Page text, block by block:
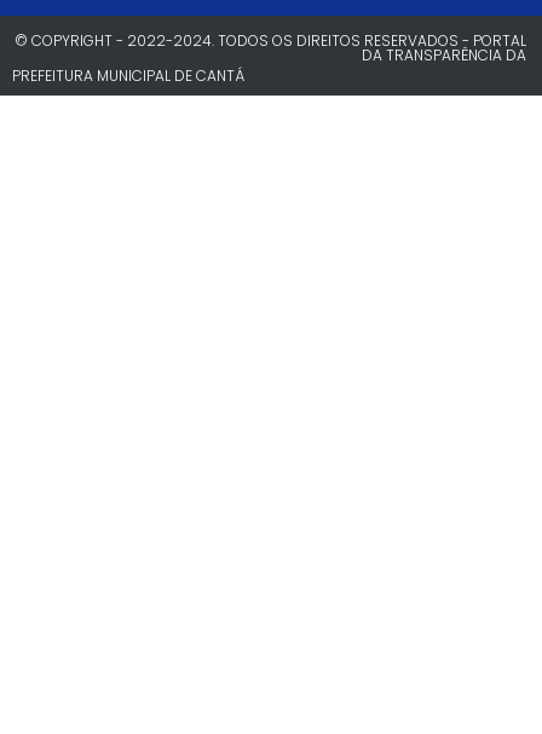
© COPYRIGHT - 2022-2024. TODOS OS DIREITOS RESERVADOS - PORTAL
DA TRANSPARÊNCIA DA
PREFEITURA MUNICIPAL DE CANTÁ